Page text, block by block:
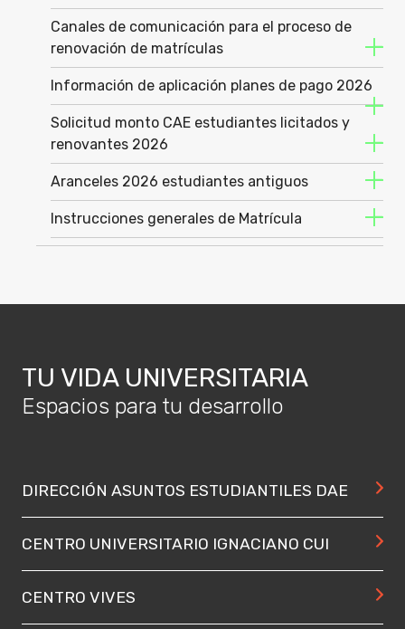
Canales de comunicación para el proceso de
renovación de matrículas
Información de aplicación planes de pago 2026
Solicitud monto CAE estudiantes licitados y
renovantes 2026
Aranceles 2026 estudiantes antiguos
Instrucciones generales de Matrícula
TU VIDA UNIVERSITARIA
Espacios para tu desarrollo
DIRECCIÓN ASUNTOS ESTUDIANTILES DAE
CENTRO UNIVERSITARIO IGNACIANO CUI
CENTRO VIVES